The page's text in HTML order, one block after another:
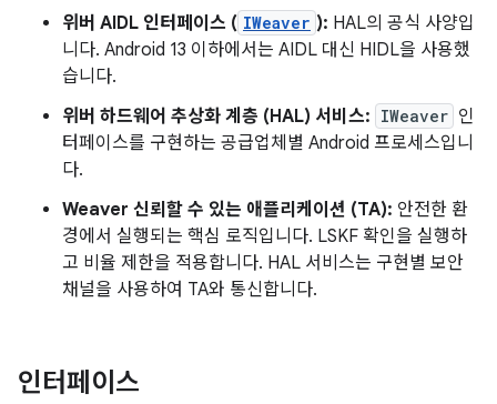
위버 AIDL 인터페이스 ( IWeaver ): HAL의 공식 사양입
니다. Android 13 이하에서는 AIDL 대신 HIDL을 사용했
습니다.
위버 하드웨어 추상화 계층 (HAL) 서비스: IWeaver 인
터페이스를 구현하는 공급업체별 Android 프로세스입니
다.
Weaver 신뢰할 수 있는 애플리케이션 (TA): 안전한 환
경에서 실행되는 핵심 로직입니다. LSKF 확인을 실행하
고 비율 제한을 적용합니다. HAL 서비스는 구현별 보안
채널을 사용하여 TA와 통신합니다.
인터페이스